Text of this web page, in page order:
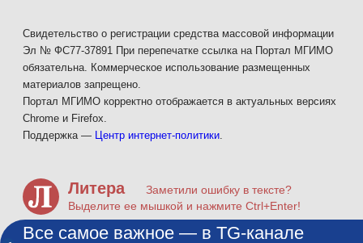
Свидетельство о регистрации средства массовой информации
Эл № ФС77-37891 При перепечатке ссылка на Портал МГИМО
обязательна. Коммерческое использование размещенных
материалов запрещено.
Портал МГИМО корректно отображается в актуальных версиях
Chrome и Firefox.
Поддержка — Центр интернет-политики.
Литера
Заметили ошибку в тексте?
Выделите ее мышкой и нажмите Ctrl+Enter!
Все самое важное — в TG-канале